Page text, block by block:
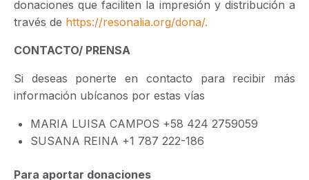
donaciones que faciliten la impresión y distribución a
través de https://resonalia.org/dona/.
CONTACTO/ PRENSA
Si deseas ponerte en contacto para recibir más
información ubícanos por estas vías
MARIA LUISA CAMPOS +58 424 2759059
SUSANA REINA +1 787 222-186
Para aportar donaciones